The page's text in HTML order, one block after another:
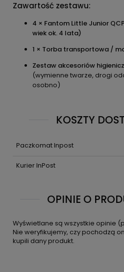
Zawartość zestawu:
4 × Fantom Little Junior
wiek ok. 4 lata)
1 × Torba transportowa /
Zestaw akcesoriów
(wymienne twarze, drogi
osobno)
KOSZTY
Paczkomat Inpost
Kurier InPost
OPINIE O
Wyświetlane są wszystkie opinie
Nie weryfikujemy, czy pochodzą
kupili dany produkt.